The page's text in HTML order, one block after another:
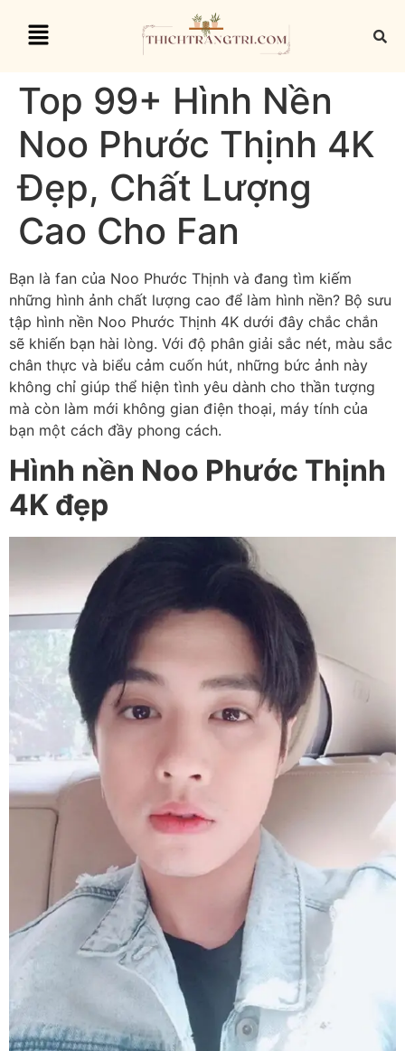
Top 99+ Hình Nền
Noo Phước Thịnh 4K
Đẹp, Chất Lượng
Cao Cho Fan
Bạn là fan của Noo Phước Thịnh và đang tìm kiếm
những hình ảnh chất lượng cao để làm hình nền? Bộ sưu
tập hình nền Noo Phước Thịnh 4K dưới đây chắc chắn
sẽ khiến bạn hài lòng. Với độ phân giải sắc nét, màu sắc
chân thực và biểu cảm cuốn hút, những bức ảnh này
không chỉ giúp thể hiện tình yêu dành cho thần tượng
mà còn làm mới không gian điện thoại, máy tính của
bạn một cách đầy phong cách.
Hình nền Noo Phước Thịnh
4K đẹp